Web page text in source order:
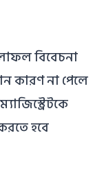
বিবেচনা
কারণ না পেলে
হবে